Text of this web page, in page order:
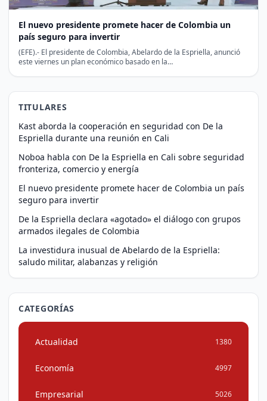
El nuevo presidente promete hacer de Colombia un
país seguro para invertir
(EFE).- El presidente de Colombia, Abelardo de la Espriella, anunció
este viernes un plan económico basado en la…
TITULARES
Kast aborda la cooperación en seguridad con De la
Espriella durante una reunión en Cali
Noboa habla con De la Espriella en Cali sobre seguridad
fronteriza, comercio y energía
El nuevo presidente promete hacer de Colombia un país
seguro para invertir
De la Espriella declara «agotado» el diálogo con grupos
armados ilegales de Colombia
La investidura inusual de Abelardo de la Espriella:
saludo militar, alabanzas y religión
CATEGORÍAS
Actualidad 1380
Economía 4997
Empresarial 5026